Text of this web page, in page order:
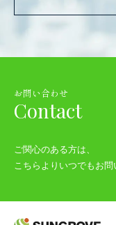
お問い合わせ
Contact
ご関心のある方は、
こちらよりいつでもお問